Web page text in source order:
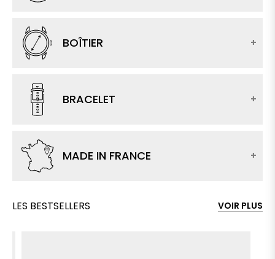
BOÎTIER
BRACELET
MADE IN FRANCE
LES BESTSELLERS VOIR PLUS